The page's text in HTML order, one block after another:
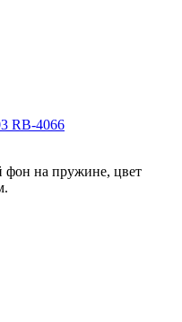
фон на пружине, цвет